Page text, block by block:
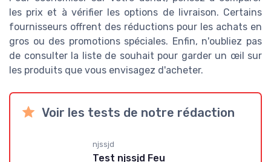
les prix et à vérifier les options de livraison. Certains
fournisseurs offrent des réductions pour les achats en
gros ou des promotions spéciales. Enfin, n'oubliez pas
de consulter la liste de souhait pour garder un œil sur
les produits que vous envisagez d'acheter.
Voir les tests de notre rédaction
njssjd
Test njssjd Feu